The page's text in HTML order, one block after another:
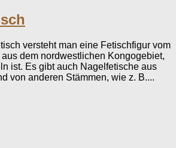
versteht man eine Fetischfigur vom
dem nordwestlichen Kongogebiet,
ist. Es gibt auch Nagelfetische aus
von anderen Stämmen, wie z. B....